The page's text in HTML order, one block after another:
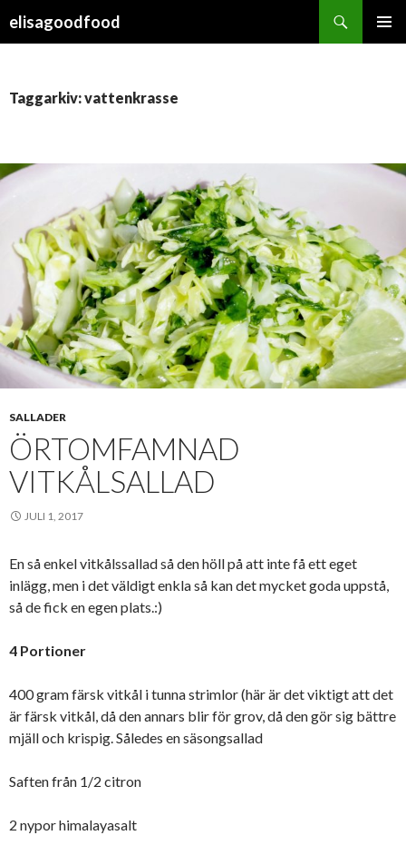
elisagoodfood
Taggarkiv: vattenkrasse
SALLADER
ÖRTOMFAMNAD
VITKÅLSALLAD
JULI 1, 2017
En så enkel vitkålssallad så den höll på att inte få ett eget
inlägg, men i det väldigt enkla så kan det mycket goda uppstå,
så de fick en egen plats.:)
4 Portioner
400 gram färsk vitkål i tunna strimlor (här är det viktigt att det
är färsk vitkål, då den annars blir för grov, då den gör sig bättre
mjäll och krispig. Således en säsongsallad
Saften från 1/2 citron
2 nypor himalayasalt